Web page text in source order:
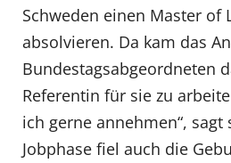
Schweden einen Master of
absolvieren. Da kam das
Bundestagsabgeordneten
Referentin für sie zu
ich gerne annehmen“, sagt
Jobphase fiel auch die